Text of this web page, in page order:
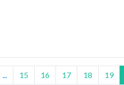
15 16 17 18 19